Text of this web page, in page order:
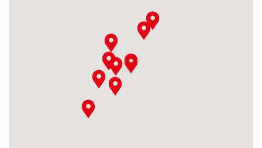
Calle 66A N°43-02 Centro Empresarial La
Esmeralda, bodega 101, Itagüi, Antioquia,
DISTOYOTA NEIVA
Cra. 5 #10-42, Neiva, Huila, Colombia (8)
DISTOYOTA PASTO